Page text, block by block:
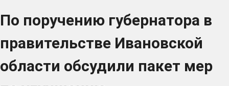
По поручению губернатора в
правительстве Ивановской
области обсудили пакет мер